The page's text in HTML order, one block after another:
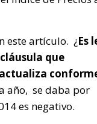
este artículo. ¿Es
que
año, se daba por
es negativo.